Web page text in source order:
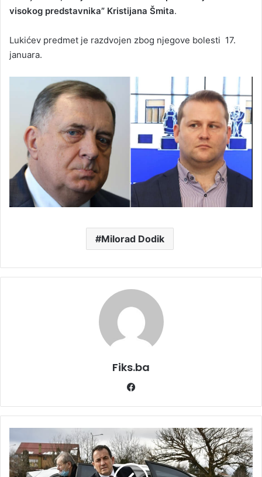
visokog predstavnika” Kristijana Šmita.
Lukićev predmet je razdvojen zbog njegove bolesti 17.
januara.
Milorad Dodik
Fiks.ba
Cikotić
negirao
krivicu